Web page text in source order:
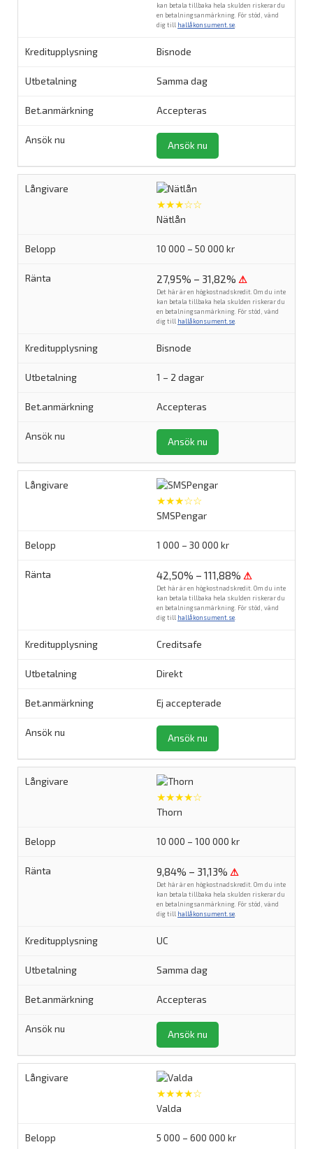
kan betala tillbaka hela skulden riskerar du
en betalningsanmärkning. För stöd, vänd
dig till hallåkonsument.se
Bisnode
Samma dag
Accepteras
Ansök nu
★★★☆☆
Nätlån
10 000 – 50 000 kr
27,95% – 31,82% ⚠
Det här är en högkostnadskredit. Om du inte
kan betala tillbaka hela skulden riskerar du
en betalningsanmärkning. För stöd, vänd
dig till hallåkonsument.se
Bisnode
1 – 2 dagar
Accepteras
Ansök nu
★★★☆☆
SMSPengar
1 000 – 30 000 kr
42,50% – 111,88% ⚠
Det här är en högkostnadskredit. Om du inte
kan betala tillbaka hela skulden riskerar du
en betalningsanmärkning. För stöd, vänd
dig till hallåkonsument.se
Creditsafe
Direkt
Ej accepterade
Ansök nu
★★★★☆
Thorn
10 000 – 100 000 kr
9,84% – 31,13% ⚠
Det här är en högkostnadskredit. Om du inte
kan betala tillbaka hela skulden riskerar du
en betalningsanmärkning. För stöd, vänd
dig till hallåkonsument.se
UC
Samma dag
Accepteras
Ansök nu
★★★★☆
Valda
5 000 – 600 000 kr